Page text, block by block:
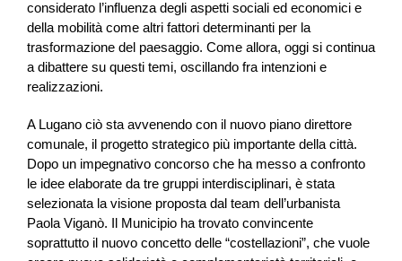
considerato l’influenza degli aspetti sociali ed economici e
della mobilità come altri fattori determinanti per la
trasformazione del paesaggio. Come allora, oggi si continua
a dibattere su questi temi, oscillando fra intenzioni e
realizzazioni.
A Lugano ciò sta avvenendo con il nuovo piano direttore
comunale, il progetto strategico più importante della città.
Dopo un impegnativo concorso che ha messo a confronto
le idee elaborate da tre gruppi interdisciplinari, è stata
selezionata la visione proposta dal team dell’urbanista
Paola Viganò. Il Municipio ha trovato convincente
soprattutto il nuovo concetto delle “costellazioni”, che vuole